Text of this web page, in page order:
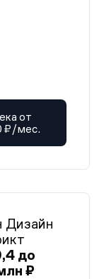
от
₽/мес.
Дизайн
до
₽